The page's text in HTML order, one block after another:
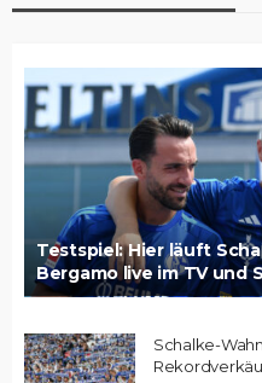
Testspiel: Hier läuft
Bergamo live im TV und
Schalke-